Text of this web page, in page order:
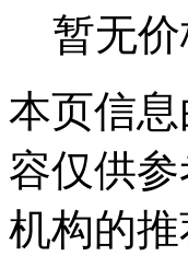
暂无
本页信
容仅供
机构的